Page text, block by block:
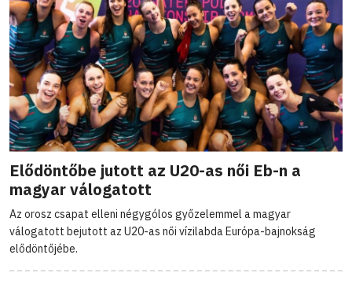
Elődöntőbe jutott az U20-as női Eb-n a
magyar válogatott
Az orosz csapat elleni négygólos győzelemmel a magyar
válogatott bejutott az U20-as női vízilabda Európa-bajnokság
elődöntőjébe.